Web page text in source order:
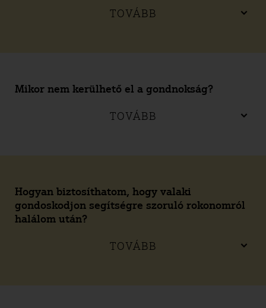
TOVÁBB
Mikor nem kerülhető el a gondnokság?
TOVÁBB
Hogyan biztosíthatom, hogy valaki
gondoskodjon segítségre szoruló rokonomról
halálom után?
TOVÁBB